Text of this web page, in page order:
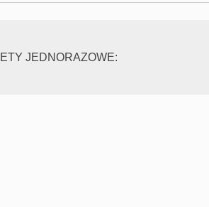
JEDNORAZOWE: